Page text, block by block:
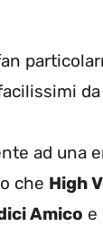
ad una
che High
Amico e